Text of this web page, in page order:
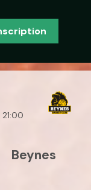
21:00
Beynes